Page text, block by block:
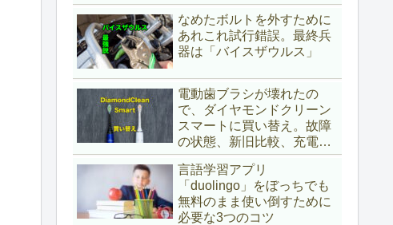
のか？
なめたボルトを外すために
あれこれ試行錯誤。最終兵
器は「バイスザウルス」
電動歯ブラシが壊れたの
で、ダイヤモンドクリーン
スマートに買い替え。故障
の状態、新旧比較、充電
台、ケースは使えるか？互
換性など確かめてみまし
た。«ヘルスケアガジェッ
トインプレ»
言語学習アプリ
「duolingo」をぼっちでも
無料のまま使い倒すために
必要な3つのコツ